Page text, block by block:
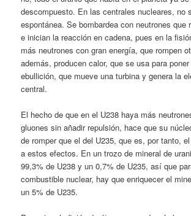
descompuesto. En las centrales nucleares, no
espontánea. Se bombardea con neutrones que
e inician la reacción en cadena, pues en la
más neutrones con gran energía, que rompen
además, producen calor, que se usa para
ebullición, que mueve una turbina y genera la
central.
El hecho de que en el U238 haya más
gluones sin añadir repulsión, hace que su
de romper que el del U235, que es, por tanto,
a estos efectos. En un trozo de mineral de
99,3% de U238 y un 0,7% de U235, así que
combustible nuclear, hay que enriquecer el
un 5% de U235.